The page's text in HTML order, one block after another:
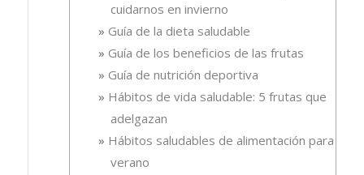
cuidarnos en invierno
Guía de la dieta saludable
Guía de los beneficios de las frutas
Guía de nutrición deportiva
Hábitos de vida saludable: 5 frutas que
adelgazan
Hábitos saludables de alimentación para el
verano